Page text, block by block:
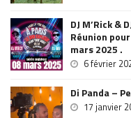
DJ M’Rick &
Réunion
mars 2025 .
6 février
Di Panda –
17 janvier